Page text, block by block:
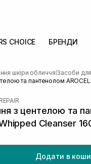
CHOICE БРЕНДИ
шкіри обличчя Засоби
та пантенолом
з центелою та
Cleanser
Додати в